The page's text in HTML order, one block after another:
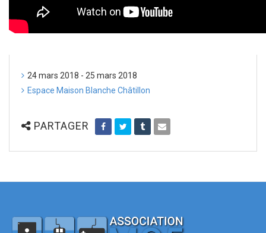
24 mars 2018 - 25 mars 2018
Espace Maison Blanche Châtillon
PARTAGER